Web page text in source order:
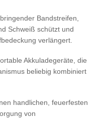
Bandstreifen,
Schweiß schützt und
verlängert.
Akkuladegeräte, die
beliebig kombiniert
handlichen, feuerfesten
von